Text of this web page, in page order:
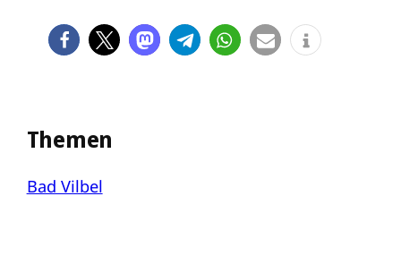
Themen
Bad Vilbel